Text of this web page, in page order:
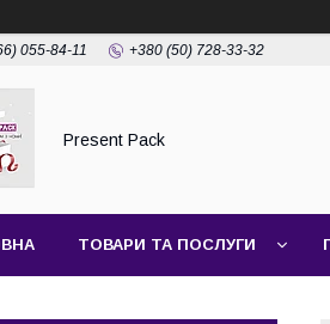
055-84-11 +380 (50) 728-33-32
Present Pack
ТОВАРИ ТА ПОСЛУГИ